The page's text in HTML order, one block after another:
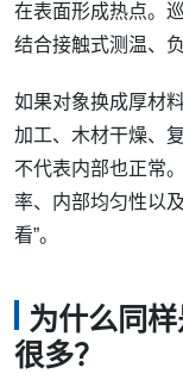
在表面形成热点。
结合接触式测温、
如果对象换成厚材
加工、木材干燥、
不代表内部也正常
率、内部均匀性以
看”。
为什么同
很多？